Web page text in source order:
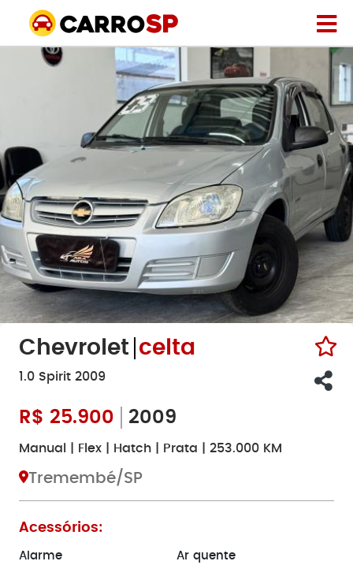
Chevrolet celta
1.0 Spirit 2009
R$ 25.900 2009
Manual | Flex | Hatch | Prata | 253.000 KM
Tremembé/SP
Acessórios:
Alarme Ar quente